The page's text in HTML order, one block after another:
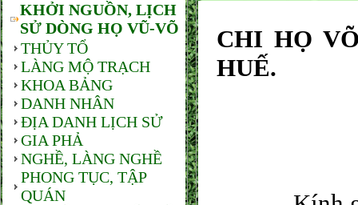
KHỞI NGUỒN, LỊCH
SỬ DÒNG HỌ VŨ-VÕ
THỦY TỔ
LÀNG MỘ TRẠCH
KHOA BẢNG
DANH NHÂN
ĐỊA DANH LỊCH SỬ
GIA PHẢ
NGHỀ, LÀNG NGHỀ
PHONG TỤC, TẬP
QUÁN
CHI HỌ
HUẾ.